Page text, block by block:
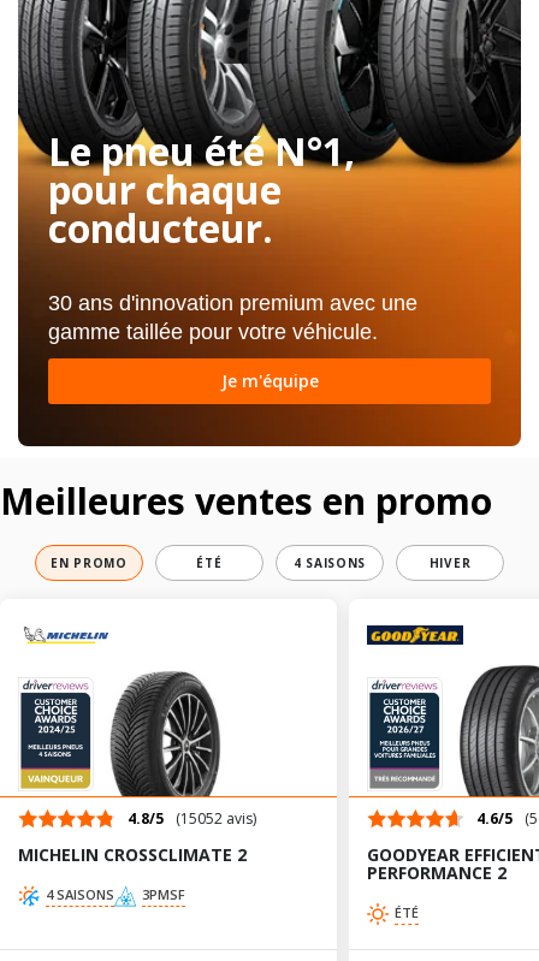
Le pneu été N°1,
pour chaque
conducteur.
30 ans d'innovation premium avec une
gamme taillée pour votre véhicule.
Je m'équipe
Meilleures ventes en promo
EN PROMO ÉTÉ 4 SAISONS HIVER
4.8/5 (15052 avis)
MICHELIN CROSSCLIMATE 2
4 SAISONS 3PMSF
4.6/5
GOODYEAR
PERFORMANCE 2
ÉTÉ